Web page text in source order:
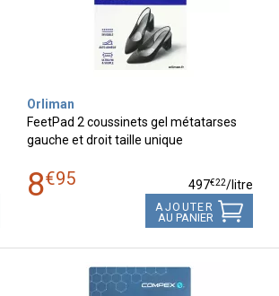
Orliman
FeetPad 2 coussinets gel métatarses
gauche et droit taille unique
8€95 497€22/litre
AJOUTER
AU PANIER